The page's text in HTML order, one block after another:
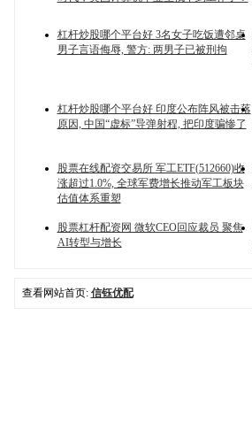
杠杆炒股哪个平台好 3名女子吃饭遭邻桌
男子言语侮辱, 警方: 两男子已被刑拘
杠杆炒股哪个平台好 印度公布阵风被击落
原因, 中国“虚标”导弹射程, 把印度骗惨了
股票在线配资交易所 军工ETF(512660)收
涨超过1.0%, 全球军费增长推动军工板块
估值体系重塑
股票杠杆配资网 微软CEO回应裁员 聚焦
AI转型与增长
查看网站首页: 信钰优配